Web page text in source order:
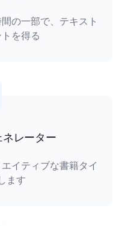
の一部で、テキスト
を得る
レーター
イティブな書籍タイ
ます